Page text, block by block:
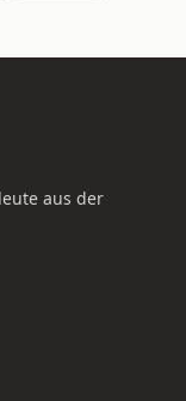
aus der